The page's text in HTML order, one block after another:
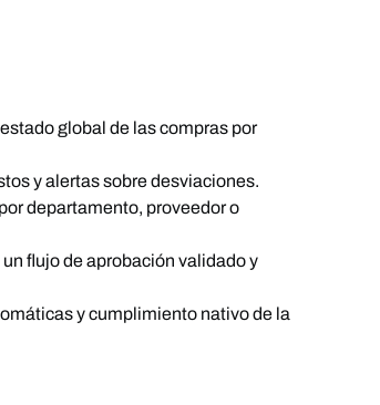
global de las compras por
y alertas sobre desviaciones.
departamento, proveedor o
flujo de aprobación validado y
y cumplimiento nativo de la